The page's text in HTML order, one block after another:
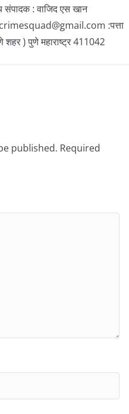
संपादक : वाजिद एस खान
:पत्ता
शहर ) पुणे महाराष्ट्र 411042
published. Required